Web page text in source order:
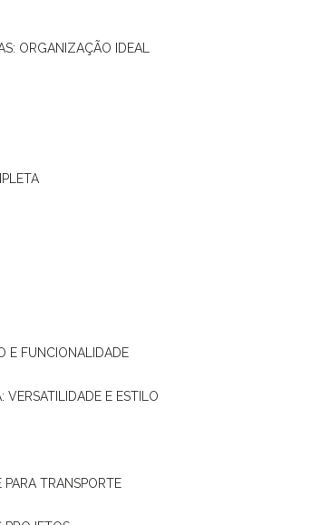
ORGANIZAÇÃO IDEAL
E FUNCIONALIDADE
VERSATILIDADE E ESTILO
PARA TRANSPORTE